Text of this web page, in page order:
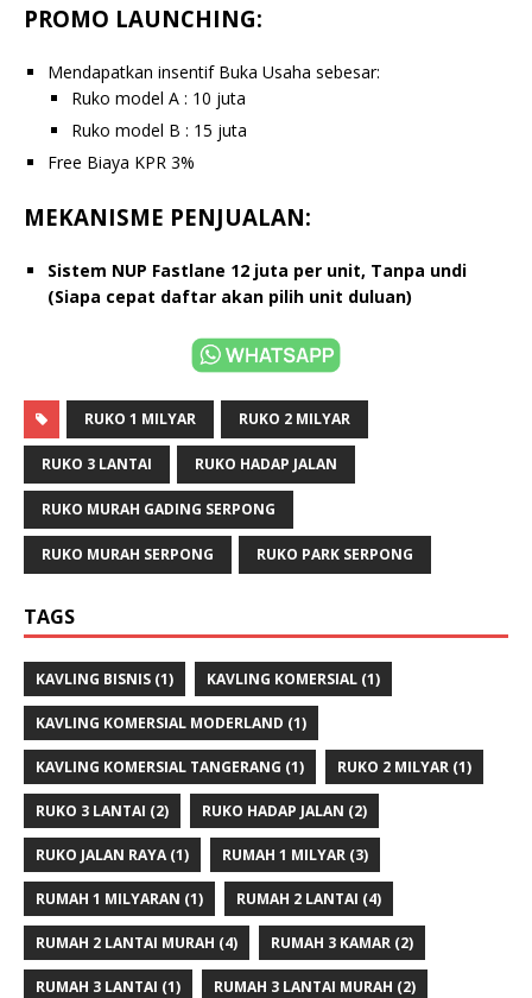
PROMO LAUNCHING:
Mendapatkan insentif Buka Usaha sebesar:
Ruko model A : 10 juta
Ruko model B : 15 juta
Free Biaya KPR 3%
MEKANISME PENJUALAN:
Sistem NUP Fastlane 12 juta per unit, Tanpa undi
(Siapa cepat daftar akan pilih unit duluan)
RUKO 1 MILYAR RUKO 2 MILYAR
RUKO 3 LANTAI RUKO HADAP JALAN
RUKO MURAH GADING SERPONG
RUKO MURAH SERPONG RUKO PARK SERPONG
TAGS
KAVLING BISNIS (1) KAVLING KOMERSIAL (1)
KAVLING KOMERSIAL MODERLAND (1)
KAVLING KOMERSIAL TANGERANG (1) RUKO 2 MILYAR (1)
RUKO 3 LANTAI (2) RUKO HADAP JALAN (2)
RUKO JALAN RAYA(1) RUMAH 1 MILYAR (3)
RUMAH 1 MILYARAN (1) RUMAH 2 LANTAI (4)
RUMAH 2 LANTAI MURAH (4) RUMAH 3 KAMAR (2)
RUMAH 3 LANTAI (1) RUMAH 3 LANTAI MURAH (2)